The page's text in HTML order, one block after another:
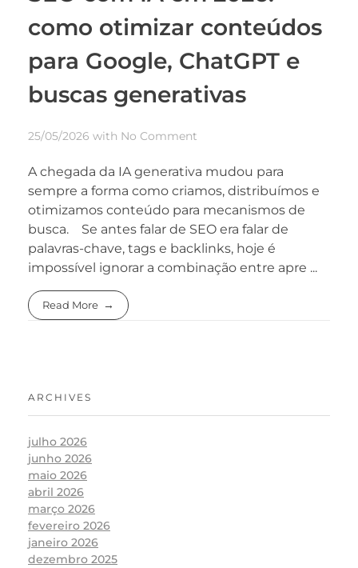
como otimizar conteúdos
para Google, ChatGPT e
buscas generativas
25/05/2026 with No Comment
A chegada da IA generativa mudou para
sempre a forma como criamos, distribuímos e
otimizamos conteúdo para mecanismos de
busca. Se antes falar de SEO era falar de
palavras-chave, tags e backlinks, hoje é
impossível ignorar a combinação entre apre ...
Read More
ARCHIVES
julho 2026
junho 2026
maio 2026
abril 2026
março 2026
fevereiro 2026
janeiro 2026
dezembro 2025